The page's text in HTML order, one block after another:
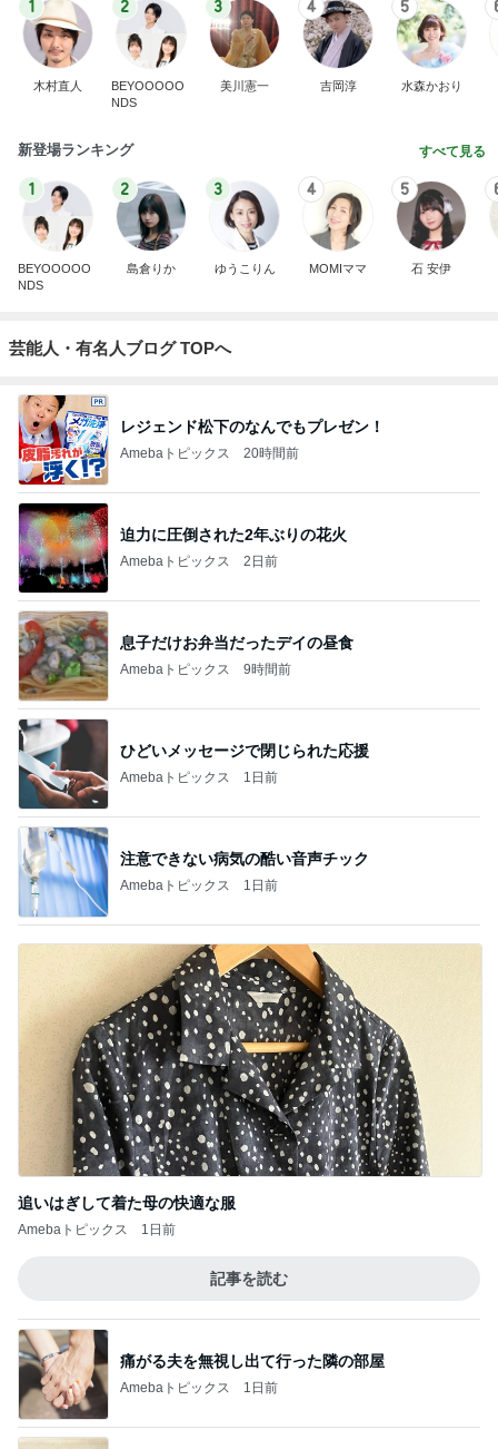
1
木村直人
2
BEYOOOOO
NDS
3
美川憲一
4
吉岡淳
5
水森かおり
新登場ランキング すべて見る
1
BEYOOOOO
NDS
2
島倉りか
3
ゆうこりん
4
MOMIママ
5
石 安伊
芸能人・有名人ブログ TOPへ
レジェンド松下のなんでもプレゼン！
Amebaトピックス 20時間前
迫力に圧倒された2年ぶりの花火
Amebaトピックス 2日前
息子だけお弁当だったデイの昼食
Amebaトピックス 9時間前
ひどいメッセージで閉じられた応援
Amebaトピックス 1日前
注意できない病気の酷い音声チック
Amebaトピックス 1日前
追いはぎして着た母の快適な服
Amebaトピックス 1日前
記事を読む
痛がる夫を無視し出て行った隣の部屋
Amebaトピックス 1日前